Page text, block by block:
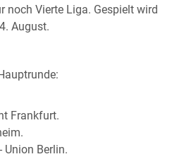
noch Vierte Liga. Gespielt wird
August.
Frankfurt.
Union Berlin.